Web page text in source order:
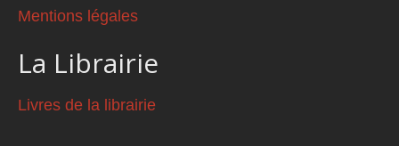
Mentions légales
La Librairie
Livres de la librairie